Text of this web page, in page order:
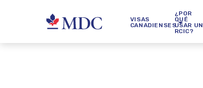
VISAS
CANADIENSES
¿POR
QUÉ
USAR UN
RCIC?